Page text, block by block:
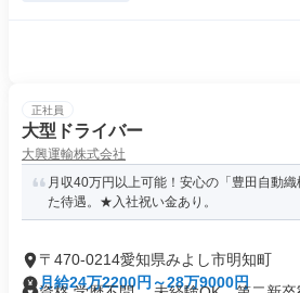
正社員
大型ドライバー
大興運輸株式会社
月収40万円以上可能！安心の「豊田自動
た待遇。★入社祝い金あり。
〒470-0214愛知県みよし市明知町
月給24万2200円～28万9000円